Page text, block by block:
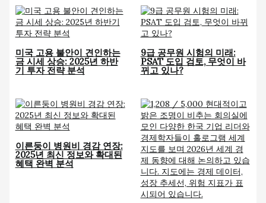
미국 고용 불안이 견인하는
금 시세 상승: 2025년 하반
기 투자 전략 분석
9급 공무원 시험의 미래:
PSAT 도입 검토, 무엇이 바
뀌고 있나?
이른둥이 병원비 경감 연장:
2025년 최신 정보와 확대된
혜택 완벽 분석